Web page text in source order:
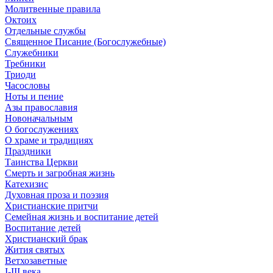
Молитвенные правила
Октоих
Отдельные службы
Священное Писание (Богослужебные)
Служебники
Требники
Триоди
Часословы
Ноты и пение
Азы православия
Новоначальным
О богослужениях
О храме и традициях
Праздники
Таинства Церкви
Смерть и загробная жизнь
Катехизис
Духовная проза и поэзия
Христианские притчи
Семейная жизнь и воспитание детей
Воспитание детей
Христианский брак
Жития святых
Ветхозаветные